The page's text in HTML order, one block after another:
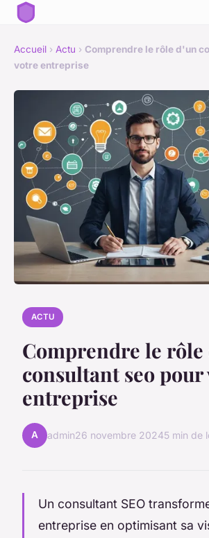
Accueil › Actu › Comprendre le rôle d'un
votre entreprise
ACTU
Comprendre le rôle
consultant seo pour
entreprise
A admin26 novembre 20245 min de
Un consultant SEO
entreprise en optimisant sa